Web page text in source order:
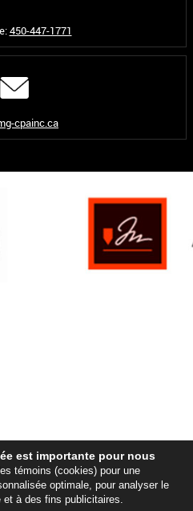
:450-447-1771
cpainc.ca
est importante pour nous
témoins (cookies) pour une
optimale, pour analyser le
à des fins publicitaires.